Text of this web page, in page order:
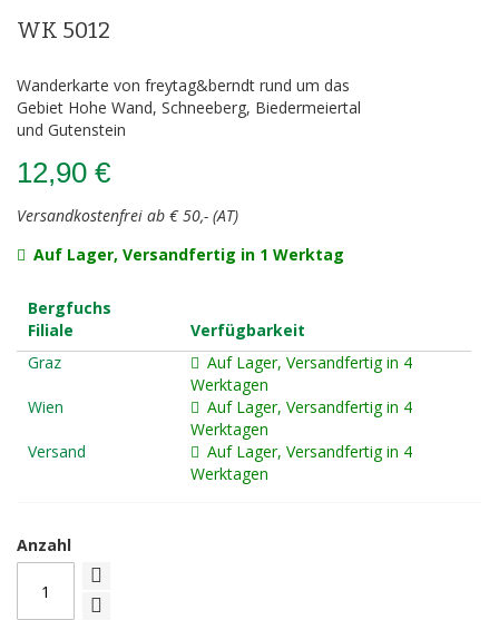
springen
WK 5012
Wanderkarte von freytag&berndt rund um das
Gebiet Hohe Wand, Schneeberg, Biedermeiertal
und Gutenstein
12,90 €
Versandkostenfrei ab € 50,- (AT)
Auf Lager, Versandfertig in 1 Werktag
Bergfuchs
Filiale
Verfügbarkeit
Graz
Auf Lager, Versandfertig in 4
Werktagen
Wien
Auf Lager, Versandfertig in 4
Werktagen
Versand
Auf Lager, Versandfertig in 4
Werktagen
Anzahl